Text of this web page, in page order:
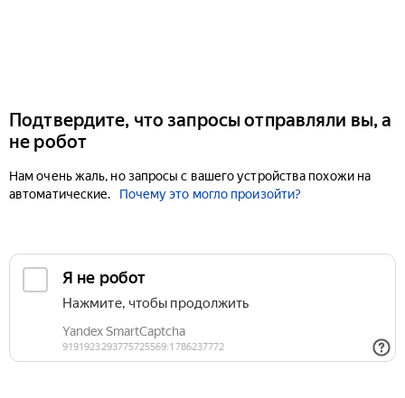
Подтвердите, что запросы отправляли вы, а
не робот
Нам очень жаль, но запросы с вашего устройства похожи на
автоматические.
Почему это могло произойти?